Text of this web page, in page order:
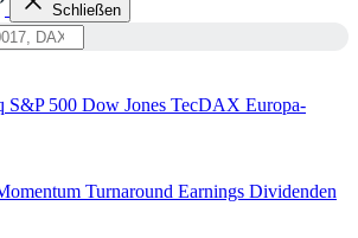
Schließen
S&P 500 Dow Jones TecDAX Europa-
Turnaround Earnings Dividenden